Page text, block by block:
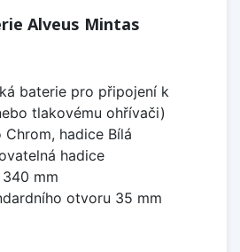
Alveus Mintas
baterie pro připojení k
tlakovému ohřívači)
Chrom, hadice Bílá
hadice
mm
otvoru 35 mm